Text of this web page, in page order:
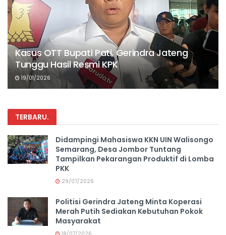
Kasus OTT Bupati Pati, Gerindra Jateng
Tunggu Hasil Resmi KPK
19/01/2026
TERBARU.
Didampingi Mahasiswa KKN UIN Walisongo
Semarang, Desa Jombor Tuntang
Tampilkan Pekarangan Produktif di Lomba
PKK
29/07/2026
Politisi Gerindra Jateng Minta Koperasi
Merah Putih Sediakan Kebutuhan Pokok
Masyarakat